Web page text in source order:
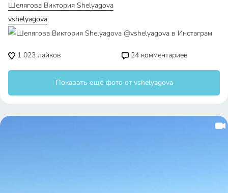
Шелягова Виктория Shelyagova
vshelyagova
1 023 лайков 24 комментариев
Показать ещё фото от vshelyagova